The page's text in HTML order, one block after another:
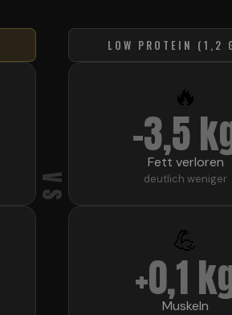
VS
LOW PROTEIN (1,2
🔥
-3,5
Fett verloren
deutlich weniger
💪
+0,1
Muskeln